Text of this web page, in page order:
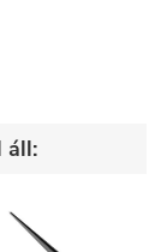
áll: